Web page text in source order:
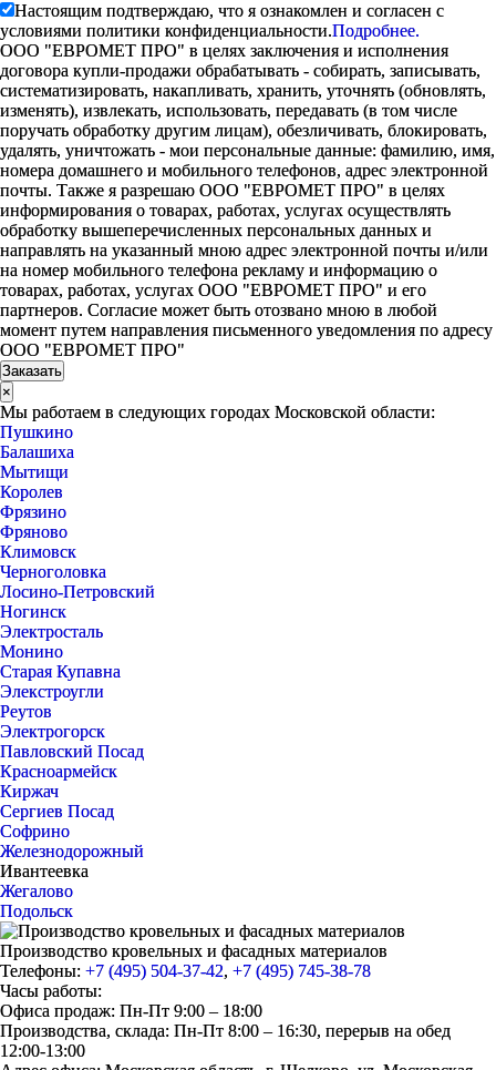
Настоящим подтверждаю, что я ознакомлен и согласен с
условиями политики конфиденциальности.Подробнее.
ООО "ЕВРОМЕТ ПРО" в целях заключения и исполнения
договора купли-продажи обрабатывать - собирать, записывать,
систематизировать, накапливать, хранить, уточнять (обновлять,
изменять), извлекать, использовать, передавать (в том числе
поручать обработку другим лицам), обезличивать, блокировать,
удалять, уничтожать - мои персональные данные: фамилию, имя,
номера домашнего и мобильного телефонов, адрес электронной
почты. Также я разрешаю ООО "ЕВРОМЕТ ПРО" в целях
информирования о товарах, работах, услугах осуществлять
обработку вышеперечисленных персональных данных и
направлять на указанный мною адрес электронной почты и/или
на номер мобильного телефона рекламу и информацию о
товарах, работах, услугах ООО "ЕВРОМЕТ ПРО" и его
партнеров. Согласие может быть отозвано мною в любой
момент путем направления письменного уведомления по адресу
ООО "ЕВРОМЕТ ПРО"
×
Мы работаем в следующих городах Московской области:
Пушкино
Балашиха
Мытищи
Королев
Фрязино
Фряново
Климовск
Черноголовка
Лосино-Петровский
Ногинск
Электросталь
Монино
Старая Купавна
Элекстроугли
Реутов
Электрогорск
Павловский Посад
Красноармейск
Киржач
Сергиев Посад
Софрино
Железнодорожный
Ивантеевка
Жегалово
Подольск
Производство кровельных и фасадных материалов
Телефоны: +7 (495) 504-37-42, +7 (495) 745-38-78
Часы работы:
Офиса продаж: Пн-Пт 9:00 – 18:00
Производства, склада: Пн-Пт 8:00 – 16:30, перерыв на обед
12:00-13:00